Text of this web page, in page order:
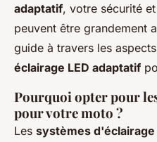
adaptatif, votre sécurité
peuvent être grandement
guide à travers les
éclairage LED adaptatif
Pourquoi opter pour
pour votre moto ?
Les systèmes